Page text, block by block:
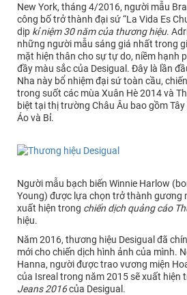
New York, tháng 4/2016, người mẫu
công bố trở thành đại sứ “La Vida Es
dịp kỉ niệm 30 năm của thương hiệu.
những người mẫu sáng giá nhất trong
mặt hiện thân cho sự tự do, niềm hạnh
đầy màu sắc của Desigual. Đây là lần
Nha này bổ nhiệm đại sứ toàn cầu,
trong suốt các mùa Xuân Hè 2014 và
biệt tại thị trường Châu Âu bao gồm Tây
Áo và Bỉ.
Người mẫu bạch biến Winnie Harlow
Young) được lựa chọn trở thành gương
xuất hiện trong chiến dịch quảng cáo
hiệu.
Năm 2016, thương hiệu Desigual đã
mới cho chiến dịch hình ảnh của mình.
Hanna, người được trao vương miện
của Isreal trong năm 2015 sẽ xuất hiện
Jeans 2016của Desigual.